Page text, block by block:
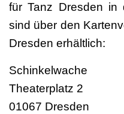
für Tanz Dresden in
sind über den
Dresden erhältlich:
Schinkelwache
Theaterplatz 2
01067 Dresden